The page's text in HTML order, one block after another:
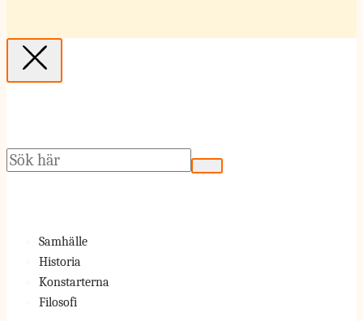
Sök
Samhälle
Historia
Konstarterna
Filosofi